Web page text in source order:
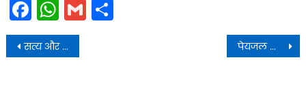
Facebook
WhatsApp
Gmail
Post
navigation
सत्य और भक्ति के मार्ग पर चलने के लिए लोगों को प्रेरित किया पेयजल और विद्युत की लाइनें क्षतिग्रस्त होने की स्थिति में यथाशीघ्र सुचारु